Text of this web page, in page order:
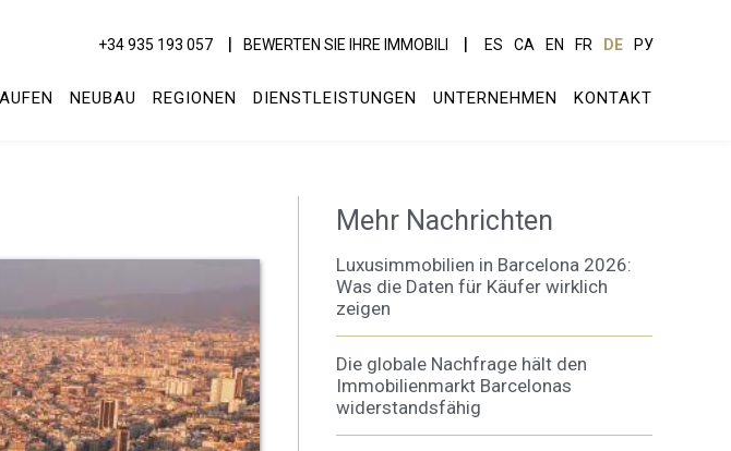
+34 935 193 057 BEWERTEN SIE IHRE IMMOBILI ES CA EN FR DE РУ
NEUBAU REGIONEN DIENSTLEISTUNGEN UNTERNEHMEN KONTAKT
Mehr Nachrichten
Luxusimmobilien in Barcelona 2026:
Was die Daten für Käufer wirklich
zeigen
Die globale Nachfrage hält den
Immobilienmarkt Barcelonas
widerstandsfähig